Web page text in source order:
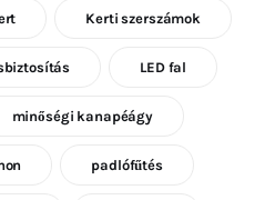
Kerti szerszámok
LED fal
minőségi kanapéágy
padlófűtés